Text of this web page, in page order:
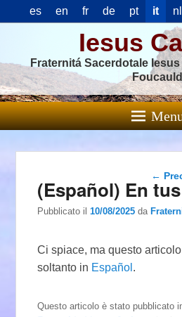
es en fr de pt it nl
Iesus
Fraternitá Sacerdotale
Foucauld
←
(Español) En
Pubblicato il10/08/2025 da
Ci spiace, ma questo
soltanto in Español .
Questo articolo è stato pubblicato